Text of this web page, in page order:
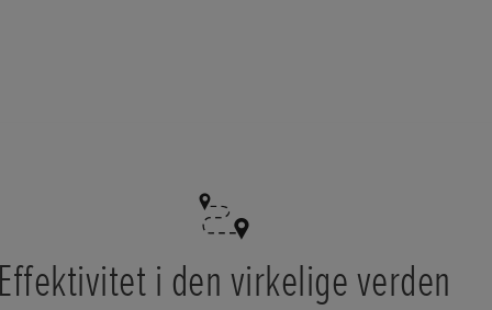
Effektivitet i den virkelige verden